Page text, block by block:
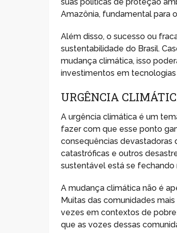
Amazônia, fundamental para
Além disso, o sucesso ou
sustentabilidade do Brasil.
mudança climática, isso
investimentos em
URGÊNCIA
A urgência climática é um
fazer com que esse ponto
consequências devastadoras
catastróficas e outros
sustentável está se fechando
A mudança climática não é
Muitas das comunidades
vezes em contextos de
que as vozes dessas